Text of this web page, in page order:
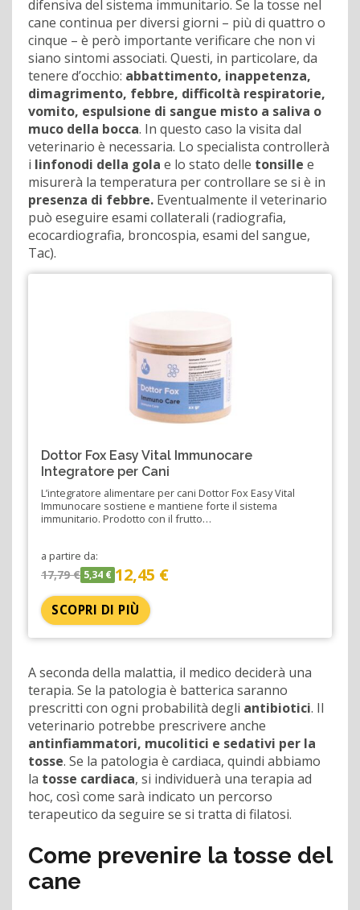
difensiva del sistema immunitario. Se la tosse nel
cane continua per diversi giorni – più di quattro o
cinque – è però importante verificare che non vi
siano sintomi associati. Questi, in particolare, da
tenere d’occhio: abbattimento, inappetenza,
dimagrimento, febbre, difficoltà respiratorie,
vomito, espulsione di sangue misto a saliva o
muco della bocca. In questo caso la visita dal
veterinario è necessaria. Lo specialista controllerà
i linfonodi della gola e lo stato delle tonsille e
misurerà la temperatura per controllare se si è in
presenza di febbre. Eventualmente il veterinario
può eseguire esami collaterali (radiografia,
ecocardiografia, broncospia, esami del sangue,
Tac).
Dottor Fox Easy Vital Immunocare
Integratore per Cani
L’integratore alimentare per cani Dottor Fox Easy Vital
Immunocare sostiene e mantiene forte il sistema
immunitario. Prodotto con il frutto…
a partire da:
17,79 € 5,34 € 12,45 €
SCOPRI DI PIÙ
A seconda della malattia, il medico deciderà una
terapia. Se la patologia è batterica saranno
prescritti con ogni probabilità degli antibiotici. Il
veterinario potrebbe prescrivere anche
antinfiammatori, mucolitici e sedativi per la
tosse. Se la patologia è cardiaca, quindi abbiamo
la tosse cardiaca, si individuerà una terapia ad
hoc, così come sarà indicato un percorso
terapeutico da seguire se si tratta di filatosi.
Come prevenire la tosse del
cane